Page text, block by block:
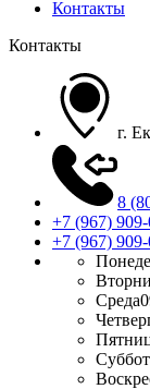
Контакты
Контакты
г.
8
+7 (967)
+7 (967)
Среда